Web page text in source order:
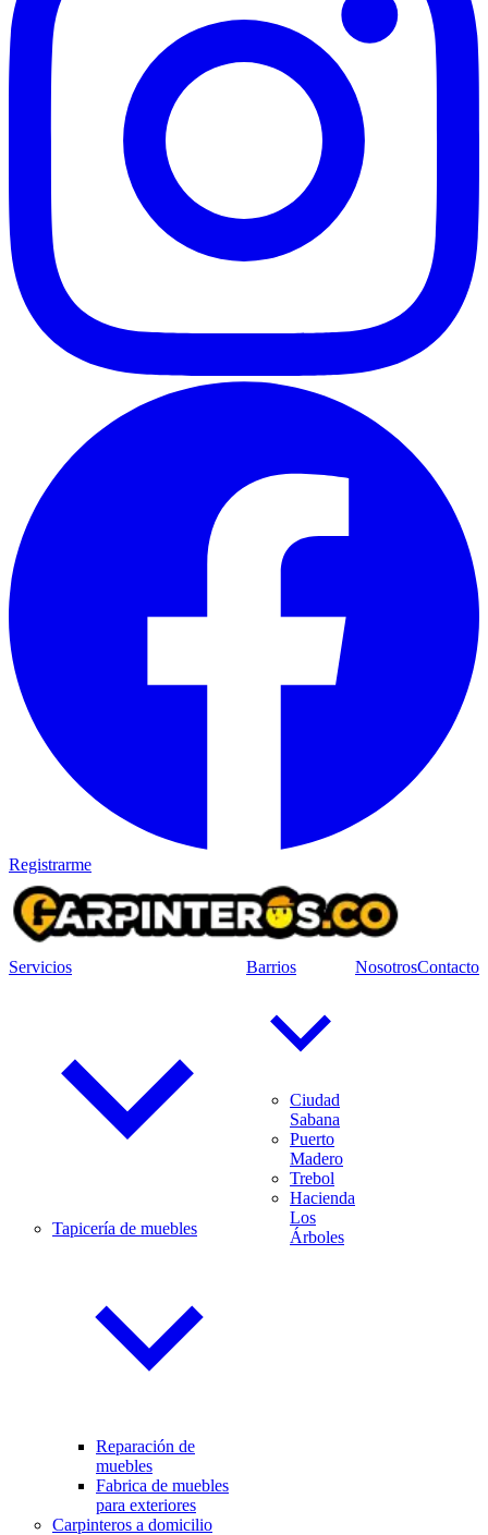
Registrarme
Servicios
Tapicería de muebles
Reparación de
muebles
Fabrica de muebles
para exteriores
Carpinteros a domicilio
Barrios
Ciudad
Sabana
Puerto
Madero
Trebol
Hacienda
Los
Árboles
NosotrosContacto